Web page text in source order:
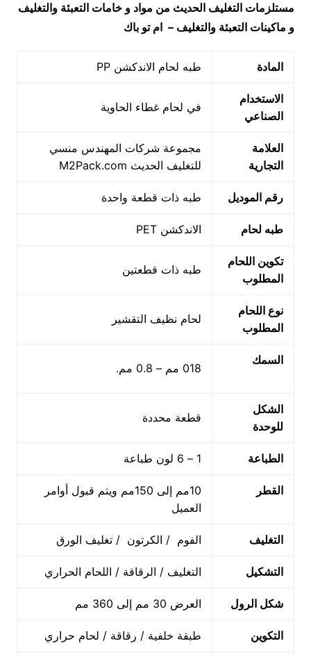
مستلزمات التغليف الحديث من مواد و خامات التعبئة والتغليف
و ماكينات التعبئة والتغليف – ام تو باك
المادة طبه لحام الاندكشن PP
الاستخدام
الصناعي
في لحام غطاء الحاوية
العلامة
التجارية
مجموعة شركات المهندس منسي
للتغليف الحديث M2Pack.com
رقم الموديل طبه ذات قطعة واحدة
طبه لحام الاندكشن PET
تكوين اللحام
المطلوب
طبه ذات قطعتين
نوع اللحام
المطلوب
لحام نظيف التقشير
السمك
018 مم – 0.8 مم.
الشكل
للوحدة
قطعة محددة
الطباعة 1 – 6 لون طباعة
القطر
10مم إلى 150مم ويتم قبول أوامر
العميل
التغليف الفوم / الكرتون / تغليف الورق
التشكيل التغليف / الرقاقة / اللحام الحراري
شكل الرول العرض 30 مم إلى 360 مم
التكوين طبقة خلفية / رقاقة / لحام حراري